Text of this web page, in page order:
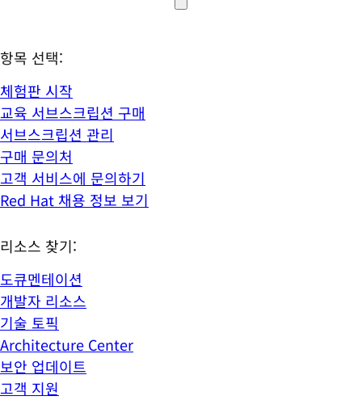
항목 선택:
체험판 시작
교육 서브스크립션 구매
서브스크립션 관리
구매 문의처
고객 서비스에 문의하기
Red Hat 채용 정보 보기
리소스 찾기:
도큐멘테이션
개발자 리소스
기술 토픽
Architecture Center
보안 업데이트
고객 지원